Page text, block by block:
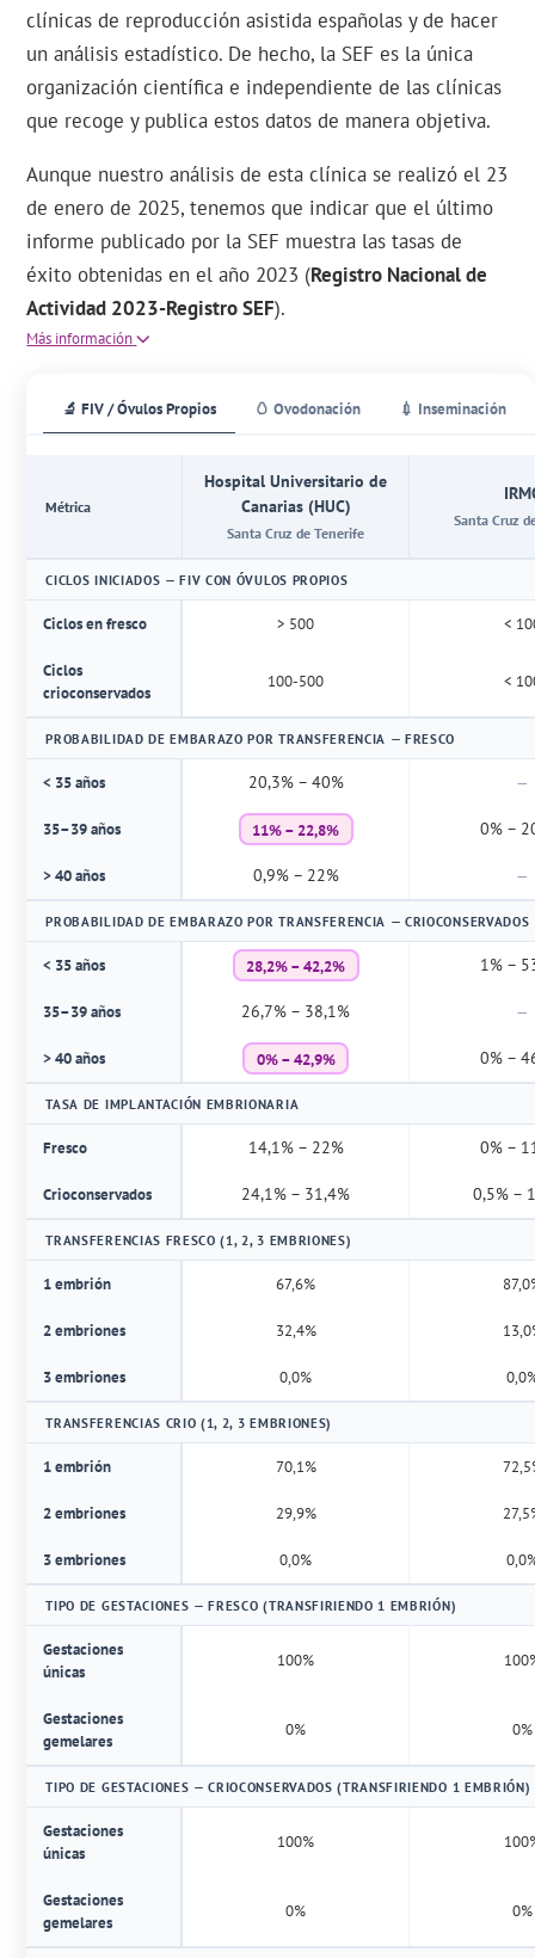
clínicas de reproducción asistida españolas y de hacer
un análisis estadístico. De hecho, la SEF es la única
organización científica e independiente de las clínicas
que recoge y publica estos datos de manera objetiva.
Aunque nuestro análisis de esta clínica se realizó el 23
de enero de 2025, tenemos que indicar que el último
informe publicado por la SEF muestra las tasas de
éxito obtenidas en el año 2023 (Registro Nacional de
Actividad 2023-Registro SEF).
Más información
🔬 FIV / Óvulos Propios 🥚 Ovodonación 💉 Inseminación
Métrica
Hospital Universitario de
Canarias (HUC)
Santa Cruz de Tenerife
Santa Cruz
CICLOS INICIADOS — FIV CON ÓVULOS PROPIOS
Ciclos en fresco > 500 <
Ciclos
crioconservados
100-500 <
PROBABILIDAD DE EMBARAZO POR TRANSFERENCIA — FRESCO
< 35 años 20,3% – 40% —
35–39 años 11% – 22,8% 0% –
> 40 años 0,9% – 22% —
PROBABILIDAD DE EMBARAZO POR TRANSFERENCIA — CRIOCONSERVADOS
< 35 años 28,2% – 42,2% 1% –
35–39 años 26,7% – 38,1% —
> 40 años 0% – 42,9% 0% –
TASA DE IMPLANTACIÓN EMBRIONARIA
Fresco 14,1% – 22% 0% –
Crioconservados 24,1% – 31,4% 0,5% –
TRANSFERENCIAS FRESCO (1, 2, 3 EMBRIONES)
1 embrión 67,6%
2 embriones 32,4%
3 embriones 0,0%
TRANSFERENCIAS CRIO (1, 2, 3 EMBRIONES)
1 embrión 70,1%
2 embriones 29,9%
3 embriones 0,0%
TIPO DE GESTACIONES — FRESCO (TRANSFIRIENDO 1 EMBRIÓN)
Gestaciones
únicas
100%
Gestaciones
gemelares
0% 0%
TIPO DE GESTACIONES — CRIOCONSERVADOS (TRANSFIRIENDO 1 EMBRIÓN)
Gestaciones
únicas
100%
Gestaciones
gemelares
0% 0%